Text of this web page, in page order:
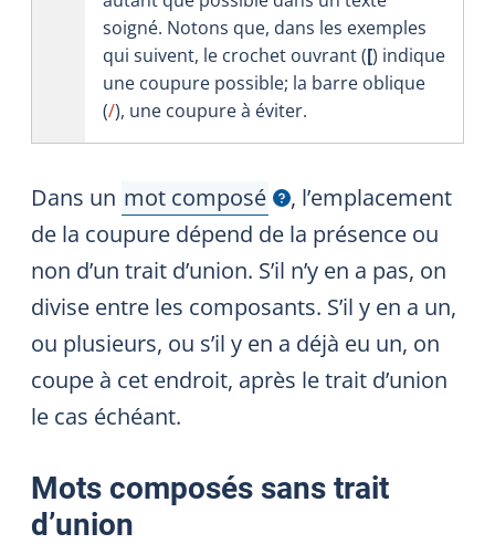
soigné. Notons que, dans les exemples
qui suivent, le crochet ouvrant ([) indique
une coupure possible; la barre oblique
(/), une coupure à éviter.
Dans un mot composé
Afficher l'infobulle, l’emplacement
de la coupure dépend de la présence ou
non d’un trait d’union. S’il n’y en a pas, on
divise entre les composants. S’il y en a un,
ou plusieurs, ou s’il y en a déjà eu un, on
coupe à cet endroit, après le trait d’union
le cas échéant.
Mots composés sans trait
d’union